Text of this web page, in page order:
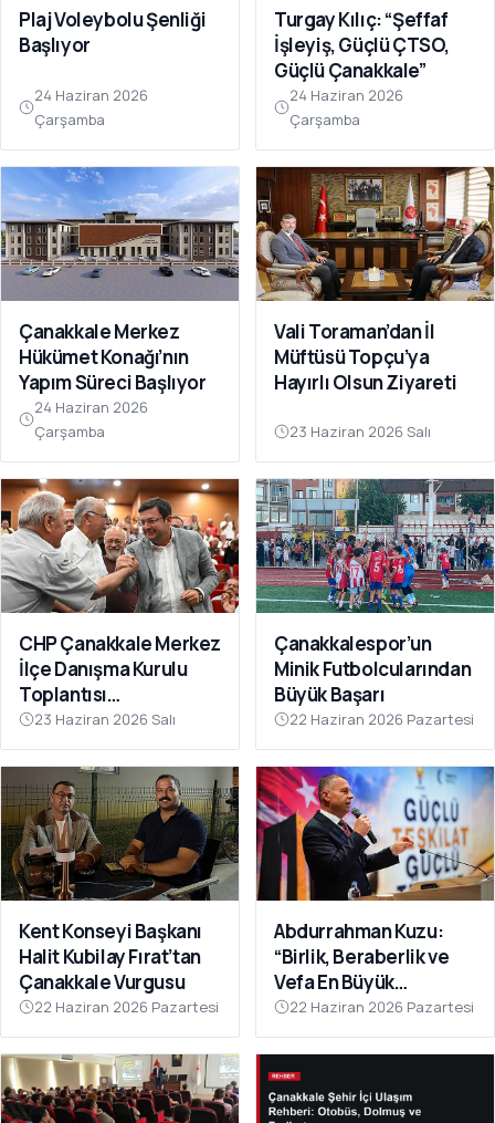
Plaj Voleybolu Şenliği
Başlıyor
24 Haziran 2026
Çarşamba
Turgay Kılıç: “Şeffaf
İşleyiş, Güçlü ÇTSO,
Güçlü Çanakkale”
24 Haziran 2026
Çarşamba
Çanakkale Merkez
Hükümet Konağı’nın
Yapım Süreci Başlıyor
24 Haziran 2026
Çarşamba
Vali Toraman’dan İl
Müftüsü Topçu’ya
Hayırlı Olsun Ziyareti
23 Haziran 2026 Salı
CHP Çanakkale Merkez
İlçe Danışma Kurulu
Toplantısı
Gerçekleştirildi
23 Haziran 2026 Salı
Çanakkalespor’un
Minik Futbolcularından
Büyük Başarı
22 Haziran 2026 Pazartesi
Kent Konseyi Başkanı
Halit Kubilay Fırat’tan
Çanakkale Vurgusu
22 Haziran 2026 Pazartesi
Abdurrahman Kuzu:
“Birlik, Beraberlik ve
Vefa En Büyük
Gücümüzdür
22 Haziran 2026 Pazartesi